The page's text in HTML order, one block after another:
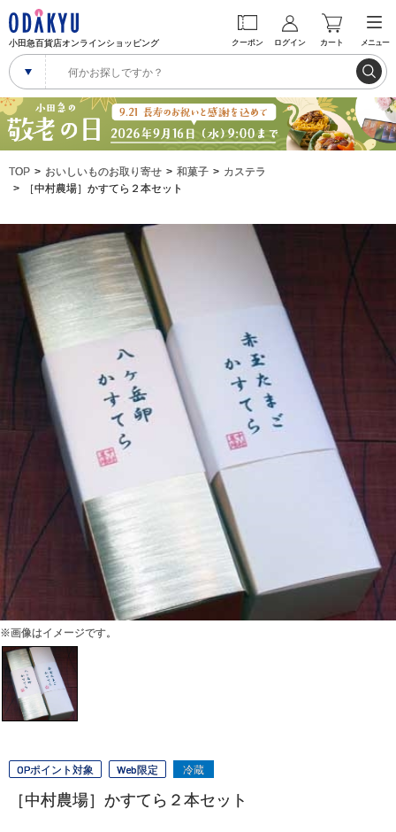
小田急百貨店オンラインショッピング クーポン ログイン カート メニュー
TOP おいしいものお取り寄せ 和菓子
カステラ
［中村農場］かすてら２本セット
※画像はイメージです。
OPポイント対象 Web限定 冷蔵
［中村農場］かすてら２本セット